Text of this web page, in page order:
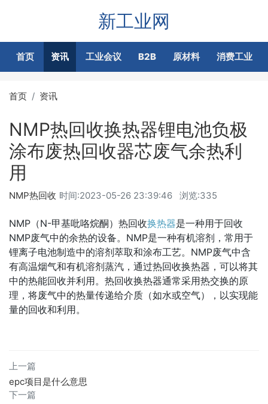
新工业网
首页 资讯 工业会议 B2B 原材料 消费工业
首页 资讯
NMP热回收换热器锂电池负极
涂布废热回收器芯废气余热利
用
时间:2023-05-26 23:39:46 浏览:335
NMP热回收
NMP（N-甲基吡咯烷酮）热回收换热器是一种用于回收
NMP废气中的余热的设备。NMP是一种有机溶剂，常用于
锂离子电池制造中的溶剂萃取和涂布工艺。NMP废气中含
有高温烟气和有机溶剂蒸汽，通过热回收换热器，可以将其
中的热能回收并利用。热回收换热器通常采用热交换的原
理，将废气中的热量传递给介质（如水或空气），以实现能
量的回收和利用。
上一篇
epc项目是什么意思
下一篇